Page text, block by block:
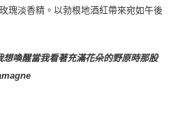
瑰淡香精。以勃根地酒紅帶來宛如午後
喚醒當我看著充滿花朵的野原時那股